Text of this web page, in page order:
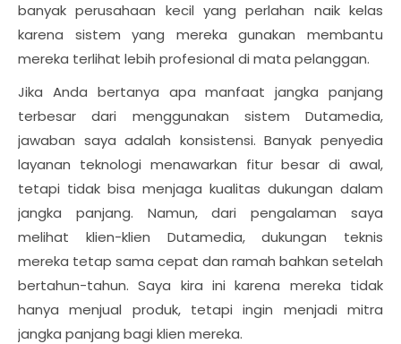
banyak perusahaan kecil yang perlahan naik kelas
karena sistem yang mereka gunakan membantu
mereka terlihat lebih profesional di mata pelanggan.
Jika Anda bertanya apa manfaat jangka panjang
terbesar dari menggunakan sistem Dutamedia,
jawaban saya adalah konsistensi. Banyak penyedia
layanan teknologi menawarkan fitur besar di awal,
tetapi tidak bisa menjaga kualitas dukungan dalam
jangka panjang. Namun, dari pengalaman saya
melihat klien-klien Dutamedia, dukungan teknis
mereka tetap sama cepat dan ramah bahkan setelah
bertahun-tahun. Saya kira ini karena mereka tidak
hanya menjual produk, tetapi ingin menjadi mitra
jangka panjang bagi klien mereka.